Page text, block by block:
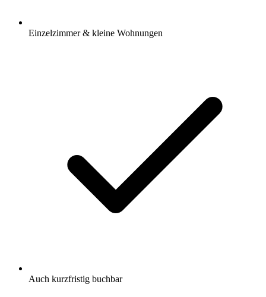
Einzelzimmer & kleine Wohnungen
Auch kurzfristig buchbar